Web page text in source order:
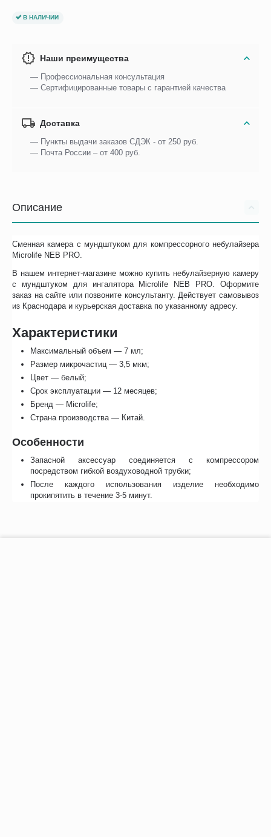
В НАЛИЧИИ
Наши преимущества
— Профессиональная консультация
— Сертифицированные товары с гарантией качества
Доставка
— Пункты выдачи заказов СДЭК - от 250 руб.
— Почта России – от 400 руб.
Описание
Сменная камера с мундштуком для компрессорного небулайзера
Microlife NEB PRO.
В нашем интернет-магазине можно купить небулайзерную камеру
с мундштуком для ингалятора Microlife NEB PRO. Оформите
заказ на сайте или позвоните консультанту. Действует самовывоз
из Краснодара и курьерская доставка по указанному адресу.
Характеристики
Максимальный объем — 7 мл;
Размер микрочастиц — 3,5 мкм;
Цвет — белый;
Срок эксплуатации — 12 месяцев;
Бренд — Microlife;
Страна производства — Китай.
Особенности
Запасной аксессуар соединяется с компрессором
посредством гибкой воздуховодной трубки;
После каждого использования изделие необходимо
прокипятить в течение 3-5 минут.